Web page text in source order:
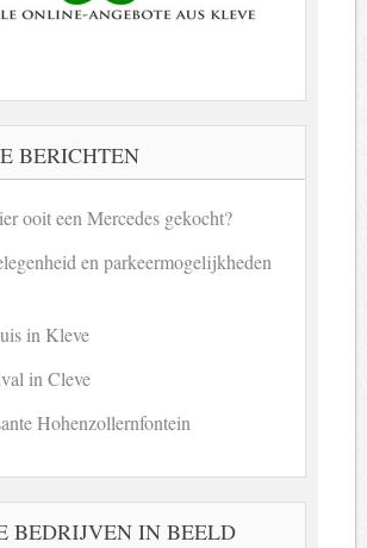
BERICHTEN
ooit een Mercedes gekocht?
en parkeermogelijkheden
in Kleve
in Cleve
Hohenzollernfontein
BEDRIJVEN IN BEELD